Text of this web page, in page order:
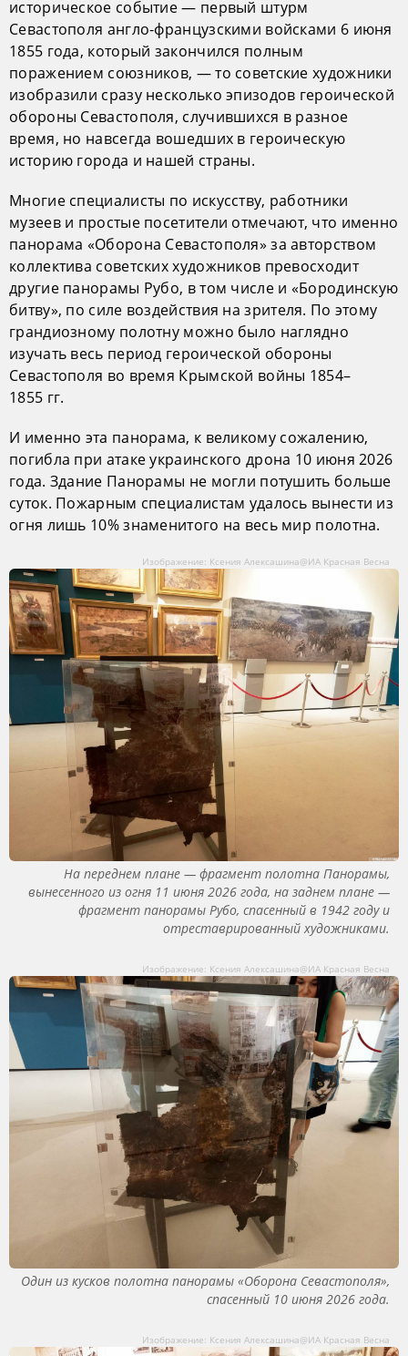
историческое событие — первый штурм
Севастополя англо-французскими войсками 6 июня
1855 года, который закончился полным
поражением союзников, — то советские художники
изобразили сразу несколько эпизодов героической
обороны Севастополя, случившихся в разное
время, но навсегда вошедших в героическую
историю города и нашей страны.
Многие специалисты по искусству, работники
музеев и простые посетители отмечают, что именно
панорама «Оборона Севастополя» за авторством
коллектива советских художников превосходит
другие панорамы Рубо, в том числе и «Бородинскую
битву», по силе воздействия на зрителя. По этому
грандиозному полотну можно было наглядно
изучать весь период героической обороны
Севастополя во время Крымской войны 1854–
1855 гг.
И именно эта панорама, к великому сожалению,
погибла при атаке украинского дрона 10 июня 2026
года. Здание Панорамы не могли потушить больше
суток. Пожарным специалистам удалось вынести из
огня лишь 10% знаменитого на весь мир полотна.
Изображение: Ксения Алексашина@ИА Красная Весна
На переднем плане — фрагмент полотна Панорамы,
вынесенного из огня 11 июня 2026 года, на заднем плане —
фрагмент панорамы Рубо, спасенный в 1942 году и
отреставрированный художниками.
Изображение: Ксения Алексашина@ИА Красная Весна
Один из кусков полотна панорамы «Оборона Севастополя»,
спасенный 10 июня 2026 года.
Изображение: Ксения Алексашина@ИА Красная Весна